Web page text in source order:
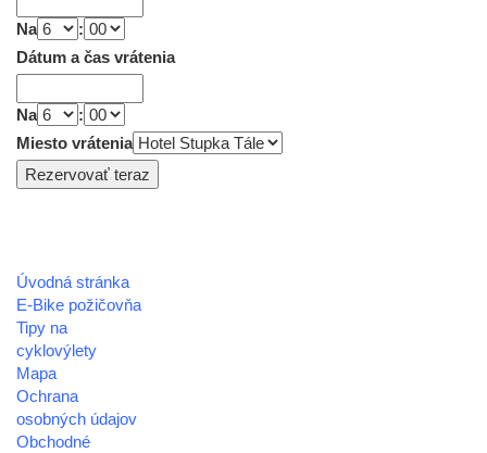
Na
:
Dátum a čas vrátenia
Na
:
Miesto vrátenia
Úvodná stránka
E-Bike požičovňa
Tipy na
cyklovýlety
Mapa
Ochrana
osobných údajov
Obchodné